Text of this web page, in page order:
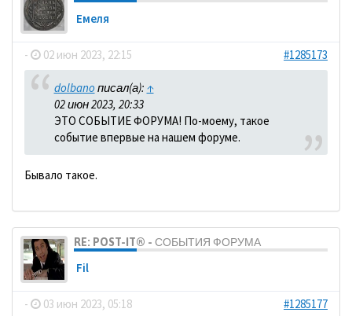
Емеля
- 02 июн 2023, 22:15 #1285173
dolbano писал(а): ↑
02 июн 2023, 20:33
ЭТО СОБЫТИЕ ФОРУМА! По-моему, такое
событие впервые на нашем форуме.
Бывало такое.
RE: POST-IT® - СОБЫТИЯ ФОРУМА
Fil
- 03 июн 2023, 05:18 #1285177